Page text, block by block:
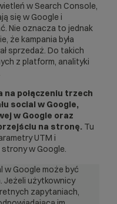
w Search Console,
się w Google i
Nie oznacza to jednak
że kampania była
sprzedaż. Do takich
z platform, analityki
połączeniu trzech
social w Google,
w Google oraz
na stronę. Tu
UTM i
w Google.
Google może być
Jeżeli użytkownicy
zapytaniach,